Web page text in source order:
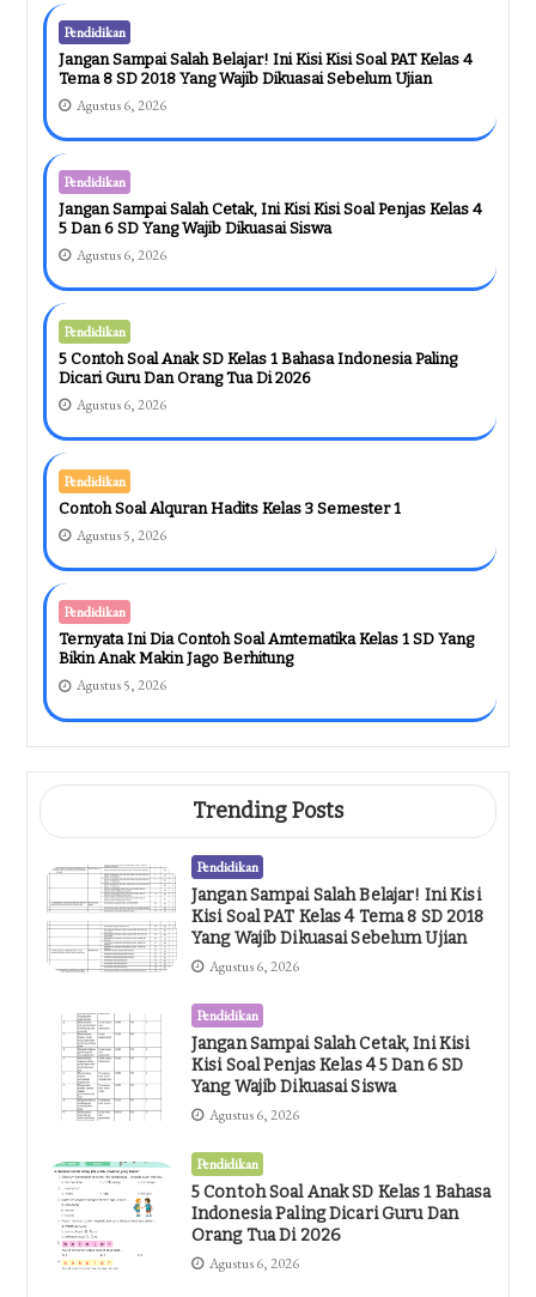
Pendidikan
Jangan Sampai Salah Belajar! Ini Kisi Kisi Soal PAT Kelas 4
Tema 8 SD 2018 Yang Wajib Dikuasai Sebelum Ujian
Agustus 6, 2026
Pendidikan
Jangan Sampai Salah Cetak, Ini Kisi Kisi Soal Penjas Kelas 4
5 Dan 6 SD Yang Wajib Dikuasai Siswa
Agustus 6, 2026
Pendidikan
5 Contoh Soal Anak SD Kelas 1 Bahasa Indonesia Paling
Dicari Guru Dan Orang Tua Di 2026
Agustus 6, 2026
Pendidikan
Contoh Soal Alquran Hadits Kelas 3 Semester 1
Agustus 5, 2026
Pendidikan
Ternyata Ini Dia Contoh Soal Amtematika Kelas 1 SD Yang
Bikin Anak Makin Jago Berhitung
Agustus 5, 2026
Trending Posts
Pendidikan
Jangan Sampai Salah Belajar! Ini Kisi
Kisi Soal PAT Kelas 4 Tema 8 SD 2018
Yang Wajib Dikuasai Sebelum Ujian
Agustus 6, 2026
Pendidikan
Jangan Sampai Salah Cetak, Ini Kisi
Kisi Soal Penjas Kelas 4 5 Dan 6 SD
Yang Wajib Dikuasai Siswa
Agustus 6, 2026
Pendidikan
5 Contoh Soal Anak SD Kelas 1 Bahasa
Indonesia Paling Dicari Guru Dan
Orang Tua Di 2026
Agustus 6, 2026